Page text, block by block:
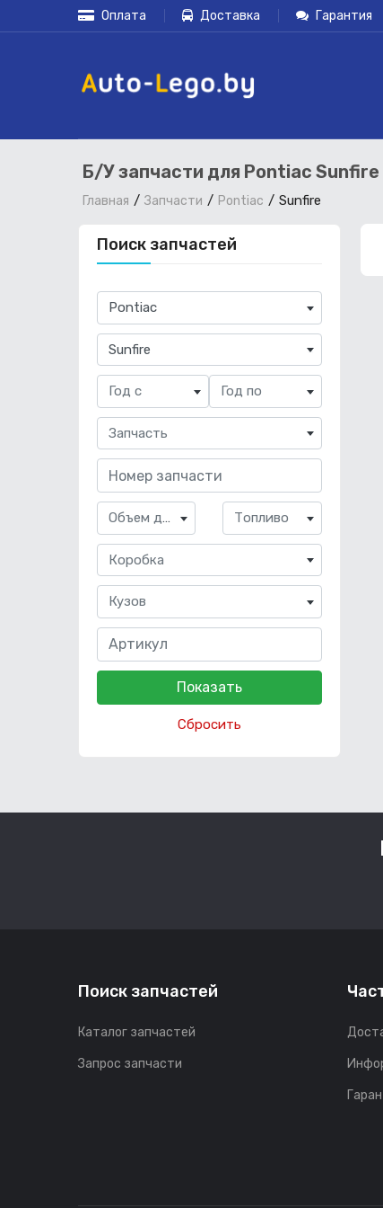
Оплата Доставка Гарантия
Б/У запчасти для Pontiac
Главная Запчасти Pontiac Sunfire
Поиск запчастей
×
Pontiac
×
Sunfire
Год с Год по
Запчасть
Объем двигателя Топливо
Коробка
Кузов
Сбросить
Поиск запчастей
Каталог запчастей
Запрос запчасти